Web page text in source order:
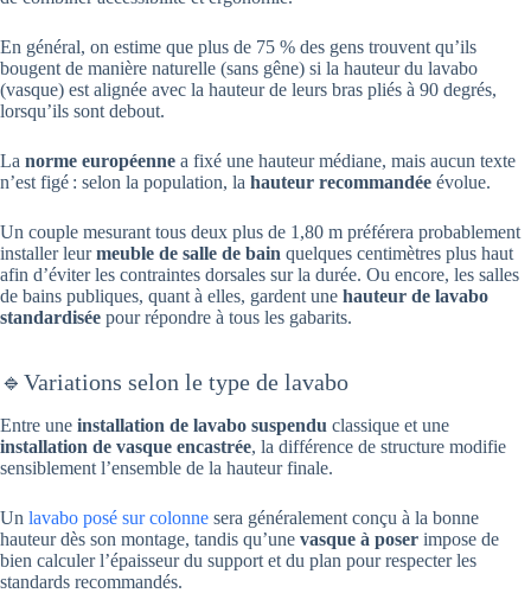
En général, on estime que plus de 75 % des gens trouvent qu’ils
bougent de manière naturelle (sans gêne) si la hauteur du lavabo
(vasque) est alignée avec la hauteur de leurs bras pliés à 90 degrés,
lorsqu’ils sont debout.
La norme européenne a fixé une hauteur médiane, mais aucun texte
n’est figé : selon la population, la hauteur recommandée évolue.
Un couple mesurant tous deux plus de 1,80 m préférera probablement
installer leurmeuble de salle de bain quelques centimètres plus haut
afin d’éviter les contraintes dorsales sur la durée. Ou encore, les salles
de bains publiques, quant à elles, gardent une hauteur de lavabo
standardisée pour répondre à tous les gabarits.
🔹Variations selon le type de lavabo
Entre une installation de lavabo suspendu classique et une
installation de vasque encastrée, la différence de structure modifie
sensiblement l’ensemble de la hauteur finale.
Un lavabo posé sur colonne sera généralement conçu à la bonne
hauteur dès son montage, tandis qu’une vasque à poser impose de
bien calculer l’épaisseur du support et du plan pour respecter les
standards recommandés.